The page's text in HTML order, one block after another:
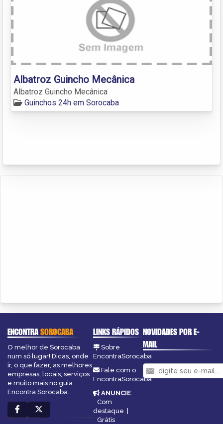
Albatroz Guincho Mecânica
Albatroz Guincho Mecânica
Guinchos 24h em Sorocaba
ENCONTRASOROCABA
O melhor de Sorocaba
num só lugar! Dicas, onde
ir, o que fazer, as melhores
empresas, locais, serviços
e muito mais no guia
Encontra Sorocaba.
LINKS RÁPIDOS
Sobre
EncontraSorocaba
Fale com o
EncontraSorocaba
ANUNCIE:
Com
destaque |
Grátis
NOVIDADES POR E-
MAIL